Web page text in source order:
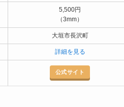
5,500円
（3mm）
大垣市長沢町
詳細を見る
公式サイト